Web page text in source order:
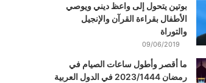
بوتين يتحول إلى واعظ ديني ويوصي
الأطفال بقراءة القرآن والإنجيل
والتوراة
09/06/2019
ما أقصر وأطول ساعات الصيام في
رمضان 2023/1444 في الدول العربية